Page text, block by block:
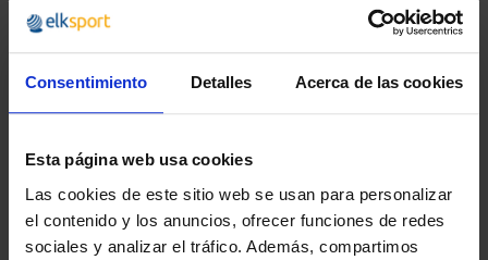
Consentimiento Detalles Acerca de las cookies
Esta página web usa cookies
Las cookies de este sitio web se usan para personalizar
el contenido y los anuncios, ofrecer funciones de redes
sociales y analizar el tráfico. Además, compartimos
Recomendado